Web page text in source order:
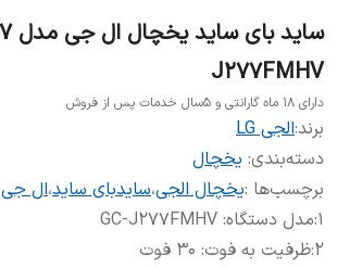
J277FMHV
دارای 18 ماه گارانتی و 5سال خدمات پس از فروش
برند:الجی LG
دسته‌بندی: یخچال
برچسب‌ها :یخچال الجی،سایدبای ساید،ال جی
1
:مدل دستگاه: GC-J277FMHV
2
:ظرفیت به فوت: 30 فوت